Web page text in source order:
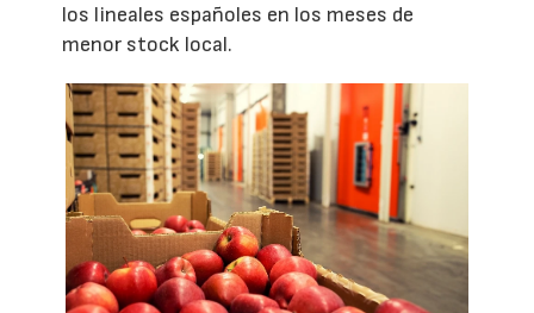
los lineales españoles en los meses de
menor stock local.